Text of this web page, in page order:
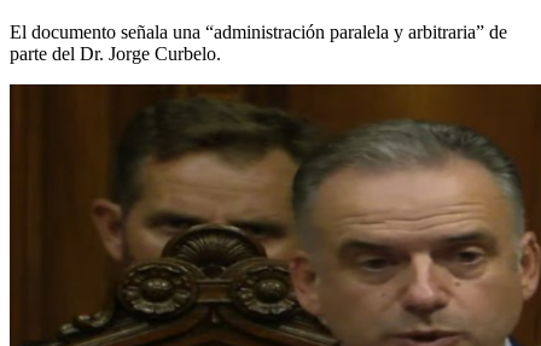
El documento señala una “administración paralela y arbitraria” de
parte del Dr. Jorge Curbelo.